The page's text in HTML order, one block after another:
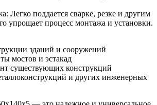
Легко поддается сварке, резке и другим
упрощает процесс монтажа и установки.
зданий и сооружений
мостов и эстакад
существующих конструкций
и других инженерных